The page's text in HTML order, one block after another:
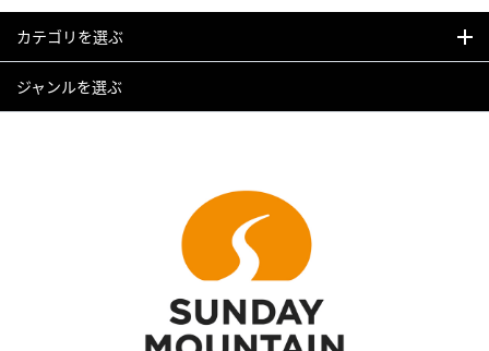
カテゴリを選ぶ
ジャンルを選ぶ